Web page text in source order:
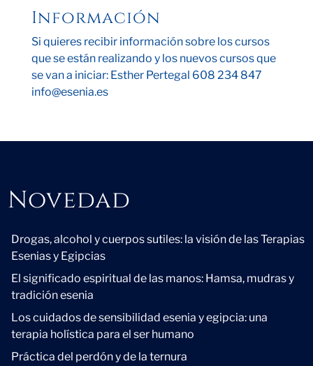
Información
Si quieres recibir información sobre los cursos
que se están realizando y los nuevos cursos que
se van a iniciar: Esther Pertegal 608 234 847
info@esenia.es
Novedad
Novedad
Drogas, alcohol y cuerpos sutiles: la visión de las Terapias
Esenias y Egipcias
El significado espiritual de las manos: Hamsa, mudras y
tradición esenia
Los cuidados de sensibilidad esenia y egipcia: una
terapia holística para el ser humano
Práctica del perdón y de la ternura